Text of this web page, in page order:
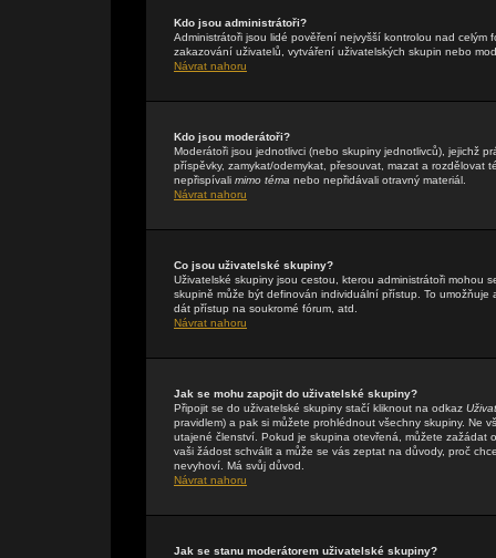
Kdo jsou administrátoři?
Administrátoři jsou lidé pověření nejvyšší kontrolou nad
zakazování uživatelů, vytváření uživatelských skupin nebo
Návrat nahoru
Kdo jsou moderátoři?
Moderátoři jsou jednotlivci (nebo skupiny jednotlivců), jejichž
příspěvky, zamykat/odemykat, přesouvat, mazat a rozdělovat
nepřispívali mimo téma nebo nepřidávali otravný materiál.
Návrat nahoru
Co jsou uživatelské skupiny?
Uživatelské skupiny jsou cestou, kterou administrátoři mohou
skupině může být definován individuální přístup. To
dát přístup na soukromé fórum, atd.
Návrat nahoru
Jak se mohu zapojit do uživatelské skupiny?
Připojit se do uživatelské skupiny stačí kliknout na odkaz
pravidlem) a pak si můžete prohlédnout všechny skupiny. Ne
utajené členství. Pokud je skupina otevřená, můžete zažádat
vaši žádost schválit a může se vás zeptat na důvody, proč
nevyhoví. Má svůj důvod.
Návrat nahoru
Jak se stanu moderátorem uživatelské skupiny?